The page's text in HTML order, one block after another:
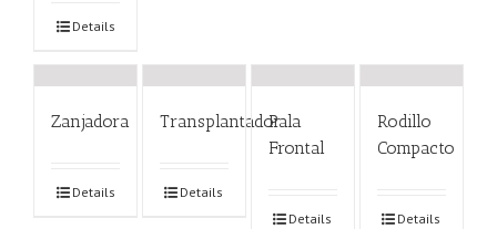
Details
Zanjadora
Details
Transplantador
Details
Pala
Frontal
Details
Rodillo
Compacto
Details